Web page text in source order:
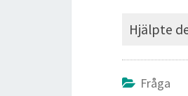
Hjälpte
Fråga